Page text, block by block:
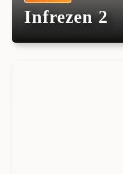
Infrezen 2